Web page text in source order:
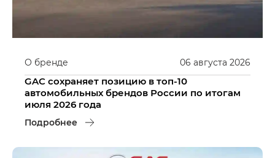
06 августа 2026
О бренде
GAC сохраняет позицию в топ-10
автомобильных брендов России по итогам
июля 2026 года
Подробнее